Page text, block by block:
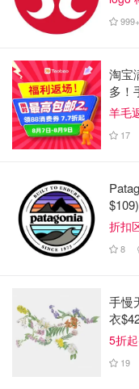
我是个游戏玩家。体
但功夫不仅仅是身体
夫，动作就是语言。
999+
淘宝
多！
羊毛
17
$109)
折扣
8
手慢
衣
5折
19